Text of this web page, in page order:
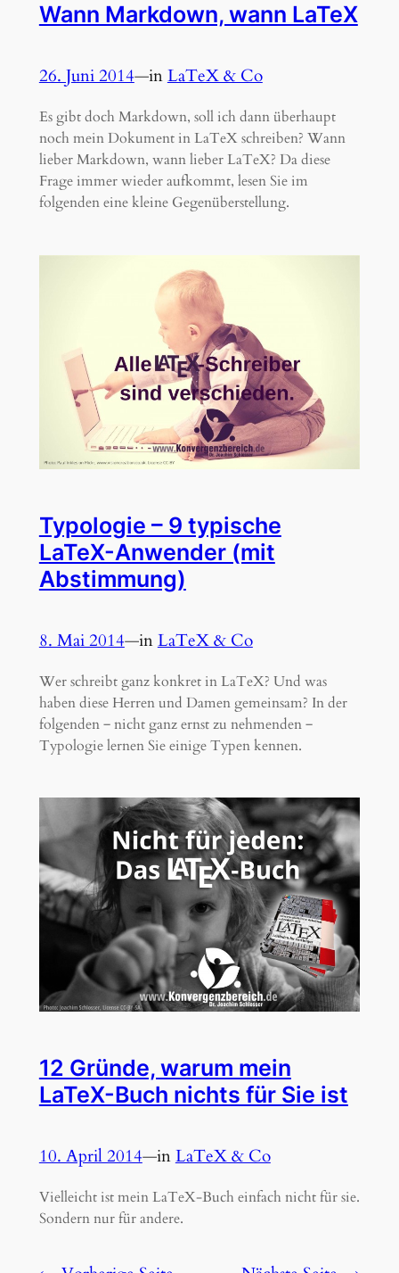
Wann Markdown, wann LaTeX
26. Juni 2014—inLaTeX & Co
Es gibt doch Markdown, soll ich dann überhaupt
noch mein Dokument in LaTeX schreiben? Wann
lieber Markdown, wann lieber LaTeX? Da diese
Frage immer wieder aufkommt, lesen Sie im
folgenden eine kleine Gegenüberstellung.
Typologie – 9 typische
LaTeX-Anwender (mit
Abstimmung)
8. Mai 2014—inLaTeX & Co
Wer schreibt ganz konkret in LaTeX? Und was
haben diese Herren und Damen gemeinsam? In der
folgenden ‒ nicht ganz ernst zu nehmenden ‒
Typologie lernen Sie einige Typen kennen.
12 Gründe, warum mein
LaTeX-Buch nichts für Sie ist
10. April 2014—inLaTeX & Co
Vielleicht ist mein LaTeX-Buch einfach nicht für sie.
Sondern nur für andere.